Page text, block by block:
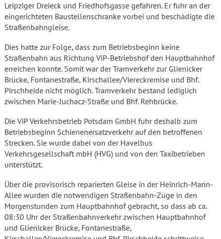
Leipziger Dreieck und Friedhofsgasse gefahren. Er fuhr an der
eingerichteten Baustellenschranke vorbei und beschädigte die
Straßenbahngleise.
Dies hatte zur Folge, dass zum Betriebsbeginn keine
Straßenbahn aus Richtung ViP-Betriebshof den Hauptbahnhof
erreichen konnte. Somit war der Tramverkehr zur Glienicker
Brücke, Fontanestraße, Kirschallee/Viereckremise und Bhf.
Pirschheide nicht möglich. Tramverkehr bestand lediglich
zwischen Marie-Juchacz-Straße und Bhf. Rehbrücke.
Die ViP Verkehrsbetrieb Potsdam GmbH fuhr deshalb zum
Betriebsbeginn Schienenersatzverkehr auf den betroffenen
Strecken. Sie wurde dabei von der Havelbus
Verkehrsgesellschaft mbH (HVG) und von den Taxibetrieben
unterstützt.
Über die provisorisch reparierten Gleise in der Heinrich-Mann-
Allee wurden die notwendigen Straßenbahn-Züge in den
Morgenstunden zum Hauptbahnhof gebracht, so dass ab ca.
08:30 Uhr der Straßenbahnverkehr zwischen Hauptbahnhof
und Glienicker Brücke, Fontanestraße,